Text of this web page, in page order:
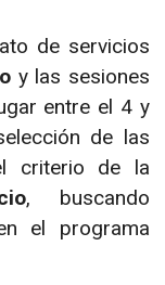
de servicios
y las sesiones
entre el 4 y
de las
criterio de la
, buscando
el programa